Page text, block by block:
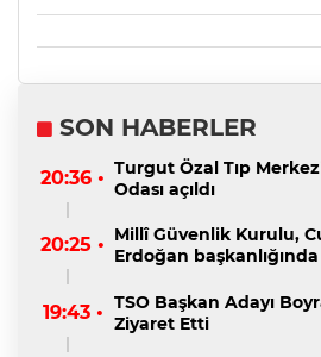
SON HABERLER
20:36 • Turgut Özal Tıp
Odası açıldı
20:25 • Millî Güvenlik Kurulu,
Erdoğan
19:43 • TSO Başkan Adayı
Ziyaret Etti